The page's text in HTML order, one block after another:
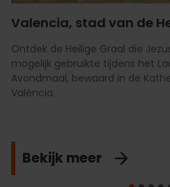
Valencia, stad van de
Ontdek de Heilige Graal die
mogelijk gebruikte tijdens het
Avondmaal, bewaard in de
València.
Bekijk meer